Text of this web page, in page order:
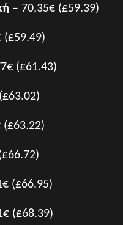
– 70,35€ (£59.39)
(£61.43)
(£63.22)
(£66.95)
(£68.39)